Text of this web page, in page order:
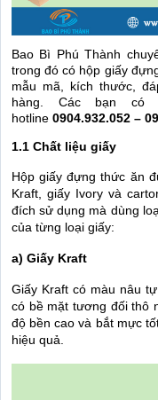
Bao Bì Phú Thành
trong đó có hộp giấy
mẫu mã, kích thước,
hàng. Các bạn
hotline 0904.932.052 –
1.1 Chất liệu giấy
Hộp giấy đựng thức ăn
Kraft, giấy Ivory và
đích sử dụng mà dùng
của từng loại giấy:
a) Giấy Kraft
Giấy Kraft có màu nâu
có bề mặt tương đối thô
độ bền cao và bắt mực
hiệu quả.